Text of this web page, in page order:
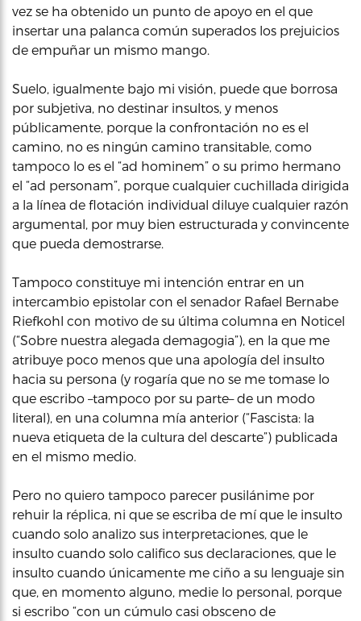
vez se ha obtenido un punto de apoyo en el que
insertar una palanca común superados los prejuicios
de empuñar un mismo mango.
Suelo, igualmente bajo mi visión, puede que borrosa
por subjetiva, no destinar insultos, y menos
públicamente, porque la confrontación no es el
camino, no es ningún camino transitable, como
tampoco lo es el “ad hominem” o su primo hermano
el “ad personam”, porque cualquier cuchillada dirigida
a la línea de flotación individual diluye cualquier razón
argumental, por muy bien estructurada y convincente
que pueda demostrarse.
Tampoco constituye mi intención entrar en un
intercambio epistolar con el senador Rafael Bernabe
Riefkohl con motivo de su última columna en Noticel
(“Sobre nuestra alegada demagogia”), en la que me
atribuye poco menos que una apología del insulto
hacia su persona (y rogaría que no se me tomase lo
que escribo –tampoco por su parte– de un modo
literal), en una columna mía anterior (“Fascista: la
nueva etiqueta de la cultura del descarte”) publicada
en el mismo medio.
Pero no quiero tampoco parecer pusilánime por
rehuir la réplica, ni que se escriba de mí que le insulto
cuando solo analizo sus interpretaciones, que le
insulto cuando solo califico sus declaraciones, que le
insulto cuando únicamente me ciño a su lenguaje sin
que, en momento alguno, medie lo personal, porque
si escribo “con un cúmulo casi obsceno de